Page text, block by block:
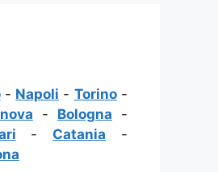
- Napoli - Torino-
- Bologna -
- Catania -